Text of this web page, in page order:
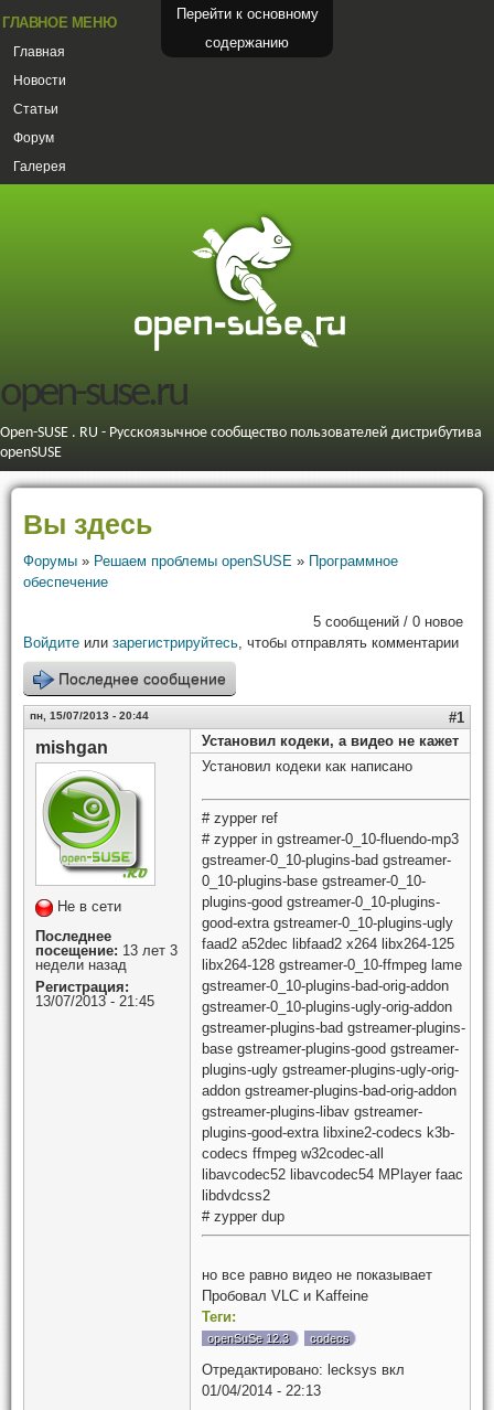
Перейти к основному
содержанию
ГЛАВНОЕ МЕНЮ
Главная
Новости
Статьи
Форум
Галерея
open-suse.ru
Open-SUSE . RU - Русскоязычное сообщество пользователей дистрибутива
openSUSE
Вы здесь
Форумы » Решаем проблемы openSUSE » Программное
обеспечение
5 сообщений / 0 новое
Войдите или зарегистрируйтесь, чтобы отправлять комментарии
Последнее сообщение
пн, 15/07/2013 - 20:44 #1
mishgan
Не в сети
Последнее
посещение: 13 лет 3
недели назад
Регистрация:
13/07/2013 - 21:45
Установил кодеки, а видео не кажет
Установил кодеки как написано
# zypper ref
# zypper in gstreamer-0_10-fluendo-mp3
gstreamer-0_10-plugins-bad gstreamer-
0_10-plugins-base gstreamer-0_10-
plugins-good gstreamer-0_10-plugins-
good-extra gstreamer-0_10-plugins-ugly
faad2 a52dec libfaad2 x264 libx264-125
libx264-128 gstreamer-0_10-ffmpeg lame
gstreamer-0_10-plugins-bad-orig-addon
gstreamer-0_10-plugins-ugly-orig-addon
gstreamer-plugins-bad gstreamer-plugins-
base gstreamer-plugins-good gstreamer-
plugins-ugly gstreamer-plugins-ugly-orig-
addon gstreamer-plugins-bad-orig-addon
gstreamer-plugins-libav gstreamer-
plugins-good-extra libxine2-codecs k3b-
codecs ffmpeg w32codec-all
libavcodec52 libavcodec54 MPlayer faac
libdvdcss2
# zypper dup
но все равно видео не показывает
Пробовал VLC и Kaffeine
Теги:
openSuSe 12.3 codecs
Отредактировано: lecksys вкл
01/04/2014 - 22:13